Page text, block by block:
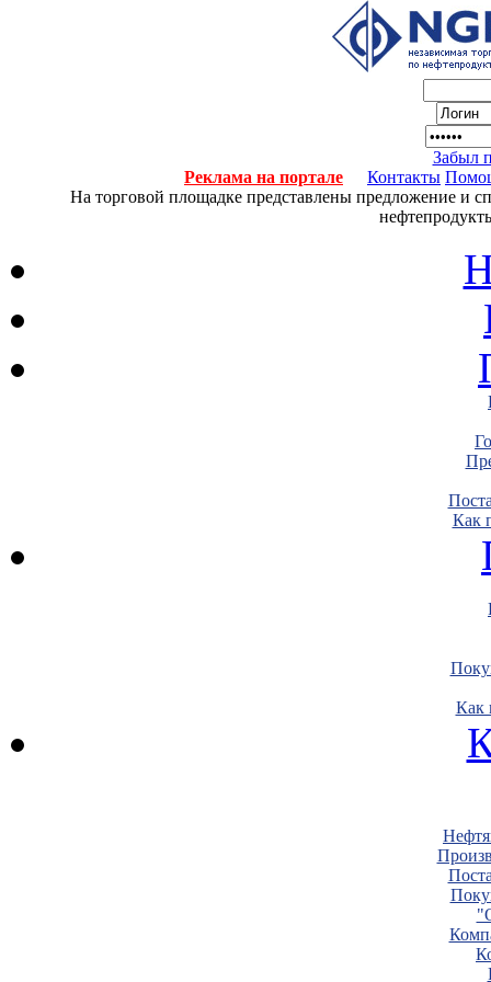
Забыл
Реклама на портале
Контакты
На торговой площадке представлены предложение и
Как
Как